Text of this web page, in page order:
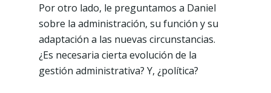
Por otro lado, le preguntamos a Daniel
sobre la administración, su función y su
adaptación a las nuevas circunstancias.
¿Es necesaria cierta evolución de la
gestión administrativa? Y, ¿política?